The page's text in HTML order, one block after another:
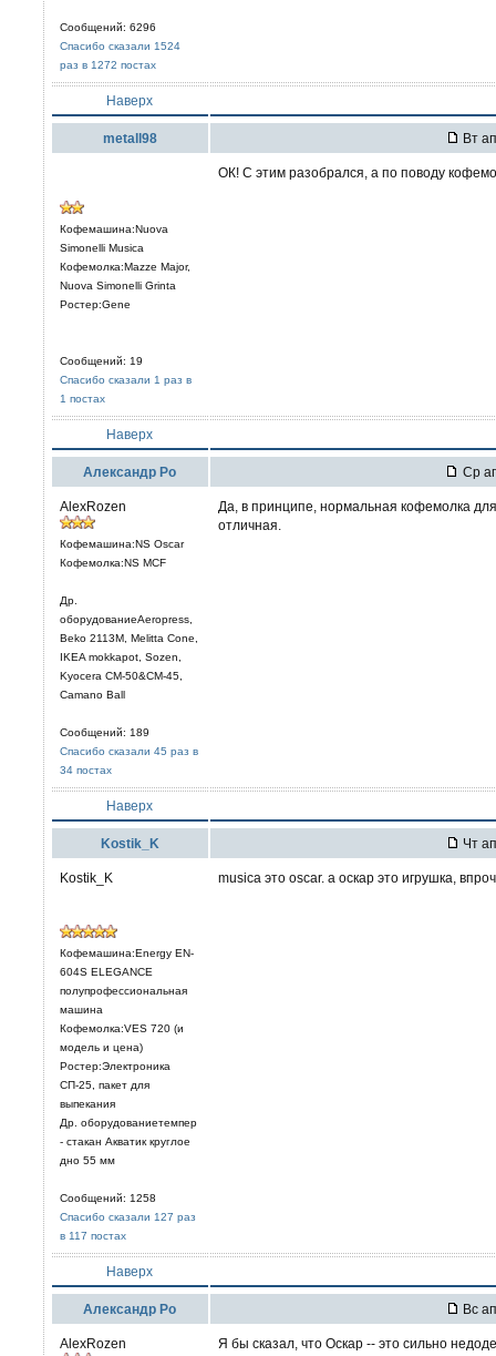
Сообщений: 6296
Спасибо сказали 1524
раз в 1272 постах
Наверх
metall98 Вт
Кофемашина:Nuova
Simonelli Musica
Кофемолка:Mazze Major,
Nuova Simonelli Grinta
Ростер:Gene
Сообщений: 19
Спасибо сказали 1 раз в
1 постах
ОК! С этим разобрался, а по поводу
Наверх
Александр Ро Ср
AlexRozen
Кофемашина:NS Oscar
Кофемолка:NS MCF
Др.
оборудованиеAeropress,
Beko 2113M, Melitta Cone,
IKEA mokkapot, Sozen,
Kyocera CM-50&CM-45,
Camano Ball
Сообщений: 189
Спасибо сказали 45 раз в
34 постах
Да, в принципе, нормальная кофемолка
отличная.
Наверх
Kostik_K Чт
Kostik_K
Кофемашина:Energy EN-
604S ELEGANCE
полупрофессиональная
машина
Кофемолка:VES 720 (и
модель и цена)
Ростер:Электроника
СП-25, пакет для
выпекания
Др. оборудованиетемпер
- стакан Акватик круглое
дно 55 мм
Сообщений: 1258
Спасибо сказали 127 раз
в 117 постах
musica это oscar. а оскар это игрушка,
Наверх
Александр Ро Вс
AlexRozen
Я бы сказал, что Оскар -- это сильно